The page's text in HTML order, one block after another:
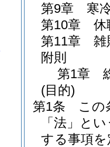
第9章
寒
第10章
休
第11章
雑
附則
第1章
(目的)
第1条
この
「法」と
する事項